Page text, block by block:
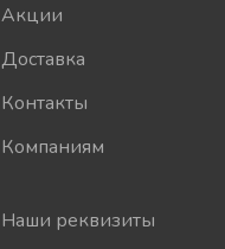
Акции
Доставка
Контакты
Компаниям
Наши реквизиты